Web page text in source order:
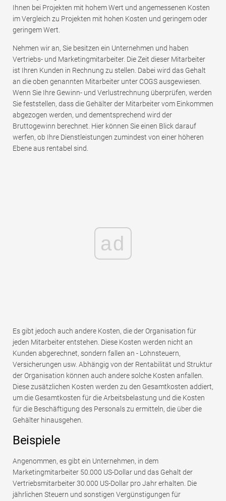
Ihnen bei Projekten mit hohem Wert und angemessenen Kosten
im Vergleich zu Projekten mit hohen Kosten und geringem oder
geringem Wert.
Nehmen wir an, Sie besitzen ein Unternehmen und haben
Vertriebs- und Marketingmitarbeiter. Die Zeit dieser Mitarbeiter
ist Ihren Kunden in Rechnung zu stellen. Dabei wird das Gehalt
an die oben genannten Mitarbeiter unter COGS ausgewiesen.
Wenn Sie Ihre Gewinn- und Verlustrechnung überprüfen, werden
Sie feststellen, dass die Gehälter der Mitarbeiter vom Einkommen
abgezogen werden, und dementsprechend wird der
Bruttogewinn berechnet. Hier können Sie einen Blick darauf
werfen, ob Ihre Dienstleistungen zumindest von einer höheren
Ebene aus rentabel sind.
ad
Es gibt jedoch auch andere Kosten, die der Organisation für
jeden Mitarbeiter entstehen. Diese Kosten werden nicht an
Kunden abgerechnet, sondern fallen an - Lohnsteuern,
Versicherungen usw. Abhängig von der Rentabilität und Struktur
der Organisation können auch andere solche Kosten anfallen.
Diese zusätzlichen Kosten werden zu den Gesamtkosten addiert,
um die Gesamtkosten für die Arbeitsbelastung und die Kosten
für die Beschäftigung des Personals zu ermitteln, die über die
Gehälter hinausgehen.
Beispiele
Angenommen, es gibt ein Unternehmen, in dem
Marketingmitarbeiter 50.000 US-Dollar und das Gehalt der
Vertriebsmitarbeiter 30.000 US-Dollar pro Jahr erhalten. Die
jährlichen Steuern und sonstigen Vergünstigungen für